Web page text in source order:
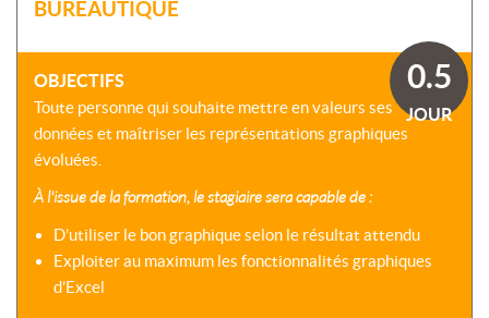
CPF
ENTREPRISES
VIRTUELLES
COACHING
LEARNING
MODALES
MALLETTE
SOMMES-
PRÉSENTATION
DÉMARCHE
ÉQUIPES
ACTIONS
COLLECTIVES
NOTRE
BUREAUTIQUE
OBJECTIFS
Toute personne qui souhaite mettre en valeurs ses
données et maîtriser les représentations graphiques
évoluées.
À l'issue de la formation, le stagiaire sera capable de :
D’utiliser le bon graphique selon le résultat attendu
Exploiter au maximum les fonctionnalités graphiques
d’Excel
0.5
JOUR